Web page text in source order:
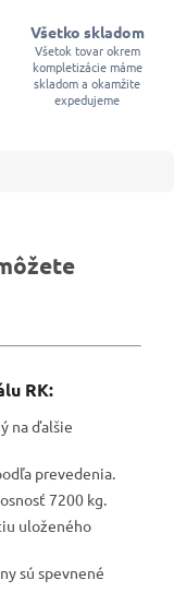
Všetko skladom
Všetok tovar okrem
kompletizácie máme
skladom a okamžite
expedujeme
RK:
na ďalšie
prevedenia.
7200 kg.
uloženého
sú spevnené